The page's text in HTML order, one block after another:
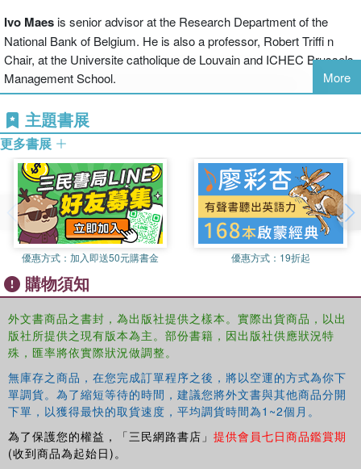
Ivo Maesis senior advisor at the Research Department of the
National Bank of Belgium. He is also a professor, Robert Triffi n
Chair, at the Universite catholique de Louvain and ICHEC Brussels
Management School.
Sabine Petersis a doctor in History and Civilization at the
European University Institute in Florence and a professor at the
ICHEC Brussels Management School.
More
主題書展
更多書展
優惠方式： 加入即送50元購書金 優惠方式： 19折起
購物須知
外文書商品之書封，為出版社提供之樣本。實際出貨商品，以出
版社所提供之現有版本為主。部份書籍，因出版社供應狀況特
殊，匯率將依實際狀況做調整。
無庫存之商品，在您完成訂單程序之後，將以空運的方式為你下
單調貨。為了縮短等待的時間，建議您將外文書與其他商品分開
下單，以獲得最快的取貨速度，平均調貨時間為1~2個月。
為了保護您的權益，「三民網路書店」 提供會員七日商品鑑賞期
(收到商品為起始日)。